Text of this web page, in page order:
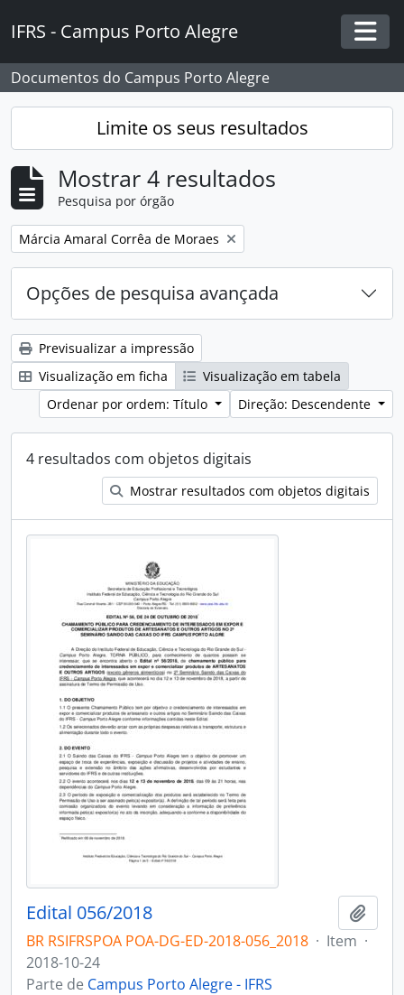
IFRS - Campus Porto Alegre
Documentos do Campus Porto Alegre
Limite os seus resultados
Mostrar 4 resultados
Pesquisa por órgão
Remover filtro:
Márcia Amaral Corrêa de Moraes
Opções de pesquisa avançada
Previsualizar a impressão
Visualização em ficha
Visualização em tabela
Ordenar por ordem: Título
Direção: Descendente
4 resultados com objetos digitais
Mostrar resultados com objetos digitais
Edital 056/2018
BR RSIFRSPOA POA-DG-ED-2018-056_2018 · Item ·
2018-10-24
Parte de Campus Porto Alegre - IFRS